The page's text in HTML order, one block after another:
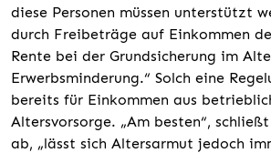
diese Personen müssen unterstützt
durch Freibeträge auf Einkommen
Rente bei der Grundsicherung im
Erwerbsminderung.“ Solch eine
bereits für Einkommen aus
Altersvorsorge. „Am besten“,
ab, „lässt sich Altersarmut jedoch